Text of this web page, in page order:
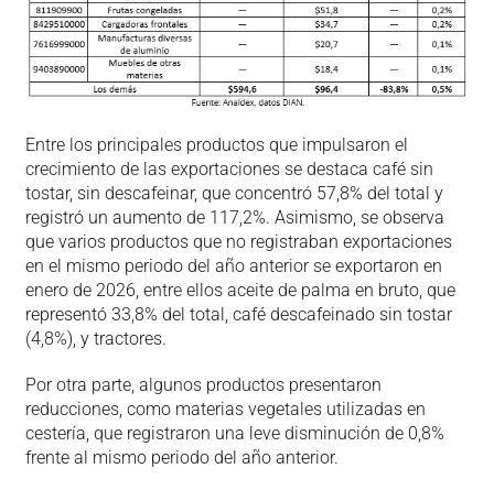
Entre los principales productos que impulsaron el
crecimiento de las exportaciones se destaca café sin
tostar, sin descafeinar, que concentró 57,8% del total y
registró un aumento de 117,2%. Asimismo, se observa
que varios productos que no registraban exportaciones
en el mismo periodo del año anterior se exportaron en
enero de 2026, entre ellos aceite de palma en bruto, que
representó 33,8% del total, café descafeinado sin tostar
(4,8%), y tractores.
Por otra parte, algunos productos presentaron
reducciones, como materias vegetales utilizadas en
cestería, que registraron una leve disminución de 0,8%
frente al mismo periodo del año anterior.